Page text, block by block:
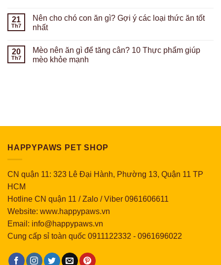
21
Th7
Nên cho chó con ăn gì? Gợi ý các loại thức ăn tốt
nhất
20
Th7
Mèo nên ăn gì để tăng cân? 10 Thực phẩm giúp
mèo khỏe mạnh
HAPPYPAWS PET SHOP
CN quận 11: 323 Lê Đại Hành, Phường 13, Quận 11 TP
HCM
Hotline CN quận 11 / Zalo / Viber 0961606611
Website: www.happypaws.vn
Email: info@happypaws.vn
Cung cấp sỉ toàn quốc 0911122332 - 0961696022